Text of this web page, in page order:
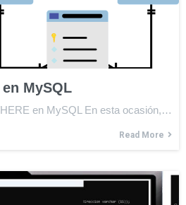
MySQL
en MySQL En esta ocasión,…
Read More